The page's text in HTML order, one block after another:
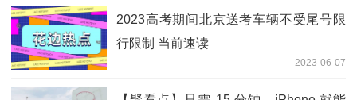
2023高考期间北京送考车辆不受尾号限
行限制 当前速读
2023-06-07